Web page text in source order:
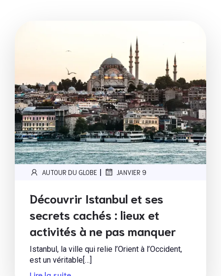
AUTOUR DU GLOBE | JANVIER 9
Découvrir Istanbul et ses
secrets cachés : lieux et
activités à ne pas manquer
Istanbul, la ville qui relie l’Orient à l’Occident,
est un véritable[…]